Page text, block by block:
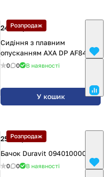
Розпродаж
2490 грн.
Сидіння з плавним
опусканням AXA DP AF8401
0 0 В наявності
У кошик
Розпродаж
2556 грн.
Бачок Duravit 0940100004
0 0 В наявності